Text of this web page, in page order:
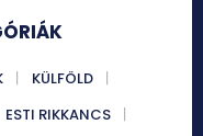
KÜLFÖLD
ESTI RIKKANCS